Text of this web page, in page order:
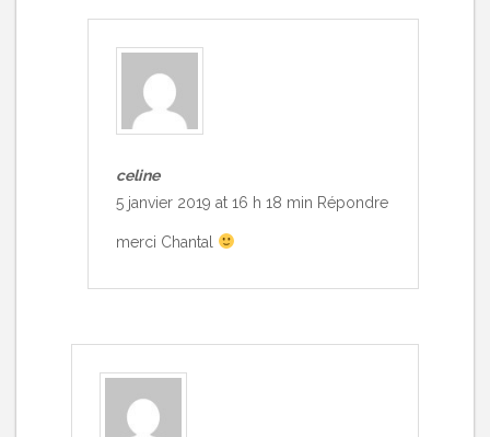
celine
5 janvier 2019 at 16 h 18 min Répondre
merci Chantal